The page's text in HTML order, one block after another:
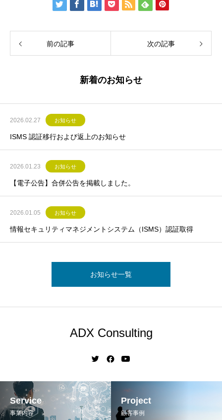
前の記事 次の記事
新着のお知らせ
2026.02.27 お知らせ
ISMS 認証移行および返上のお知らせ
2026.01.23 お知らせ
【電子公告】合併公告を掲載しました。
2026.01.05 お知らせ
情報セキュリティマネジメントシステム（ISMS）認証取得
お知らせ一覧
ADX Consulting
Service
事業内容
Project
顧客事例